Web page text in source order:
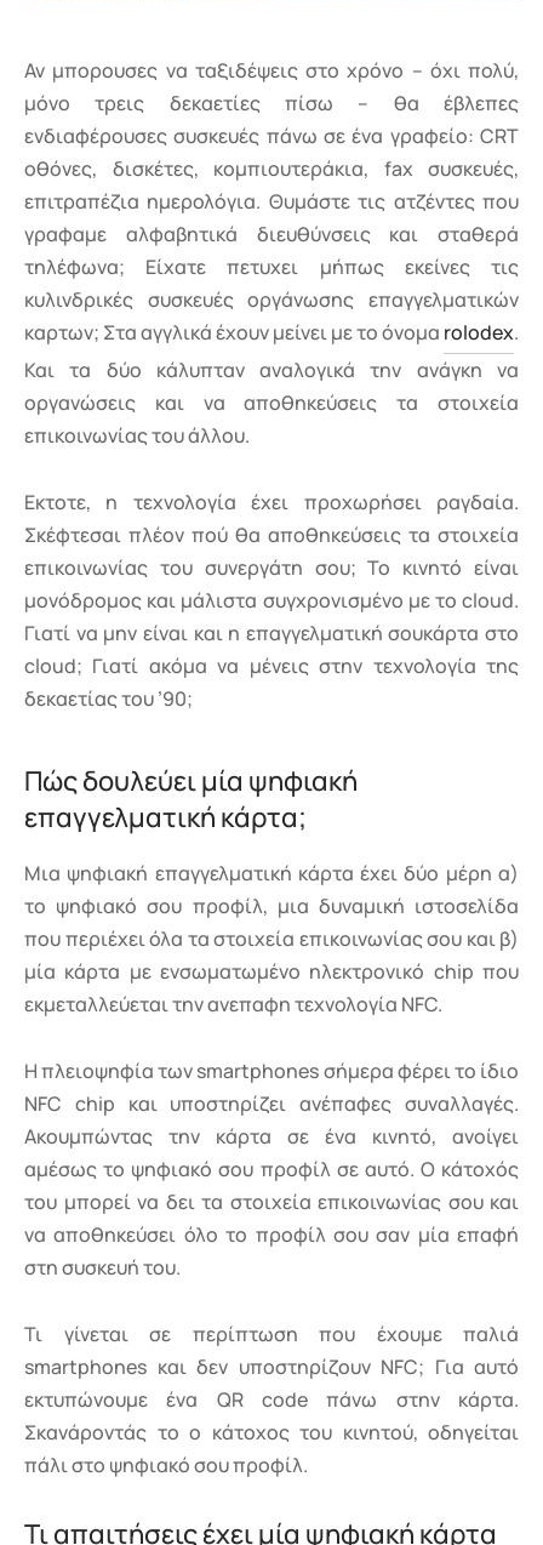
Αν μπορουσες να ταξιδέψεις στο χρόνο – όχι πολύ,
μόνο τρεις δεκαετίες πίσω – θα έβλεπες
ενδιαφέρουσες συσκευές πάνω σε ένα γραφείο: CRT
oθόνες, δισκέτες, κομπιουτεράκια, fax συσκευές,
επιτραπέζια ημερολόγια. Θυμάστε τις ατζέντες που
γραφαμε αλφαβητικά διευθύνσεις και σταθερά
τηλέφωνα; Είχατε πετυχει μήπως εκείνες τις
κυλινδρικές συσκευές οργάνωσης επαγγελματικών
καρτων; Στα αγγλικά έχουν μείνει με το όνομα rolodex.
Και τα δύο κάλυπταν αναλογικά την ανάγκη να
οργανώσεις και να αποθηκεύσεις τα στοιχεία
επικοινωνίας του άλλου.
Εκτοτε, η τεχνολογία έχει προχωρήσει ραγδαία.
Σκέφτεσαι πλέον πού θα αποθηκεύσεις τα στοιχεία
επικοινωνίας του συνεργάτη σου; Το κινητό είναι
μονόδρομος και μάλιστα συγχρονισμένο με το cloud.
Γιατί να μην είναι και η επαγγελματική σουκάρτα στο
cloud; Γιατί ακόμα να μένεις στην τεχνολογία της
δεκαετίας του ’90;
Πώς δουλεύει μία ψηφιακή
επαγγελματική κάρτα;
Μια ψηφιακή επαγγελματική κάρτα έχει δύο μέρη α)
το ψηφιακό σου προφίλ, μια δυναμική ιστοσελίδα
που περιέχει όλα τα στοιχεία επικοινωνίας σου και β)
μία κάρτα με ενσωματωμένο ηλεκτρονικό chip που
εκμεταλλεύεται την ανεπαφη τεχνολογία NFC.
Η πλειοψηφία των smartphones σήμερα φέρει το ίδιο
NFC chip και υποστηρίζει ανέπαφες συναλλαγές.
Ακουμπώντας την κάρτα σε ένα κινητό, ανοίγει
αμέσως το ψηφιακό σου προφίλ σε αυτό. Ο κάτοχός
του μπορεί να δει τα στοιχεία επικοινωνίας σου και
να αποθηκεύσει όλο το προφίλ σου σαν μία επαφή
στη συσκευή του.
Τι γίνεται σε περίπτωση που έχουμε παλιά
smartphones και δεν υποστηρίζουν NFC; Για αυτό
εκτυπώνουμε ένα QR code πάνω στην κάρτα.
Σκανάροντάς το ο κάτοχος του κινητού, οδηγείται
πάλι στο ψηφιακό σου προφίλ.
Τι απαιτήσεις έχει μία ψηφιακή κάρτα